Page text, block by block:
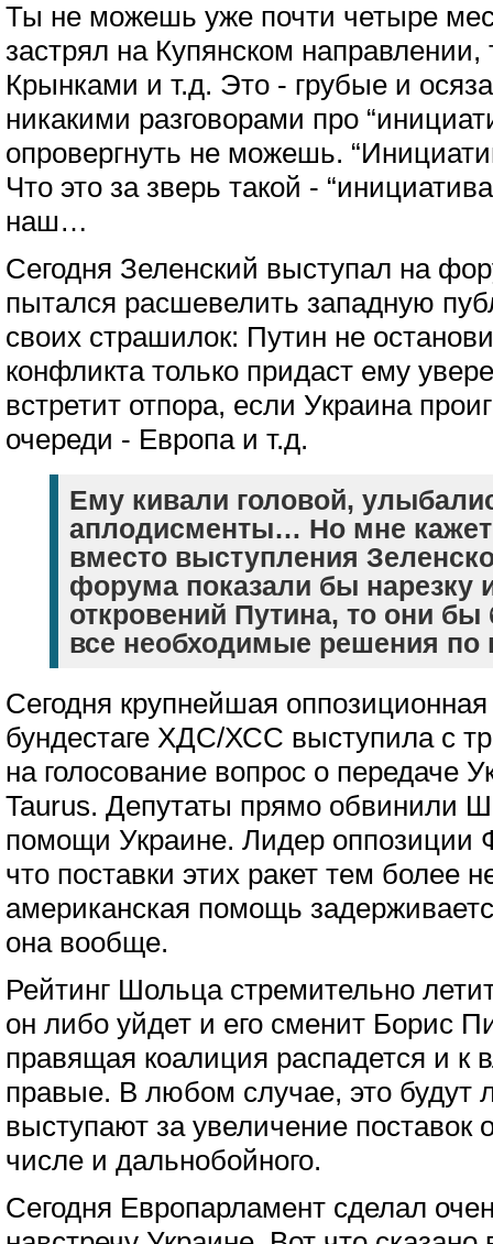
Ты не можешь уже почти четыре
застрял на Купянском
Крынками и т.д. Это - грубые и
никакими разговорами про
опровергнуть не можешь.
Что это за зверь такой -
наш…
Сегодня Зеленский выступал на
пытался расшевелить западную
своих страшилок: Путин не
конфликта только придаст ему
встретит отпора, если Украина
очереди - Европа и т.д.
Ему кивали головой,
аплодисменты… Но мне
вместо выступления
форума показали бы нарезку
откровений Путина, то они
все необходимые решения по
Сегодня крупнейшая
бундестаге ХДС/ХСС выступила с
на голосование вопрос о передаче
Taurus. Депутаты прямо обвинили
помощи Украине. Лидер оппозиции
что поставки этих ракет тем более
американская помощь
она вообще.
Рейтинг Шольца стремительно
он либо уйдет и его сменит Борис
правящая коалиция распадется и к
правые. В любом случае, это будут
выступают за увеличение поставок
числе и дальнобойного.
Сегодня Европарламент сделал